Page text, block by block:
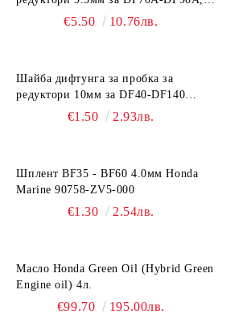
DF150-DF350 Suzuki 09168-10038
€5.50 10.76лв.
Шайба дифтунга за пробка за
редуктори 10мм за DF40-DF140
Suzuki 09168-10022
€1.50 2.93лв.
Шплент BF35 - BF60 4.0мм Honda
Marine 90758-ZV5-000
€1.30 2.54лв.
Масло Honda Green Oil (Hybrid Green
Engine oil) 4л.
€99.70 195.00лв.